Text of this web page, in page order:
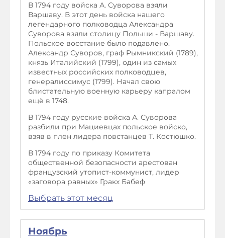
В 1794 году войска А. Суворова взяли
Варшаву. В этот день войска нашего
легендарного полководца Александра
Суворова взяли столицу Польши - Варшаву.
Польское восстание было подавлено.
Александр Суворов, граф Рымникский (1789),
князь Италийский (1799), один из самых
известных российских полководцев,
генералиссимус (1799). Начал свою
блистательную военную карьеру капралом
ещё в 1748.
В 1794 году русские войска А. Суворова
разбили при Мациевцах польское войско,
взяв в плен лидера повстанцев Т. Костюшко.
В 1794 году по приказу Комитета
общественной безопасности арестован
французский утопист-коммунист, лидер
«заговора равных» Гракх Бабеф
Выбрать этот месяц
Ноябрь